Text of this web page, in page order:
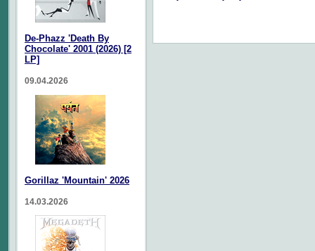
De-Phazz 'Death By
Chocolate' 2001 (2026) [2
LP]
09.04.2026
Gorillaz 'Mountain' 2026
14.03.2026